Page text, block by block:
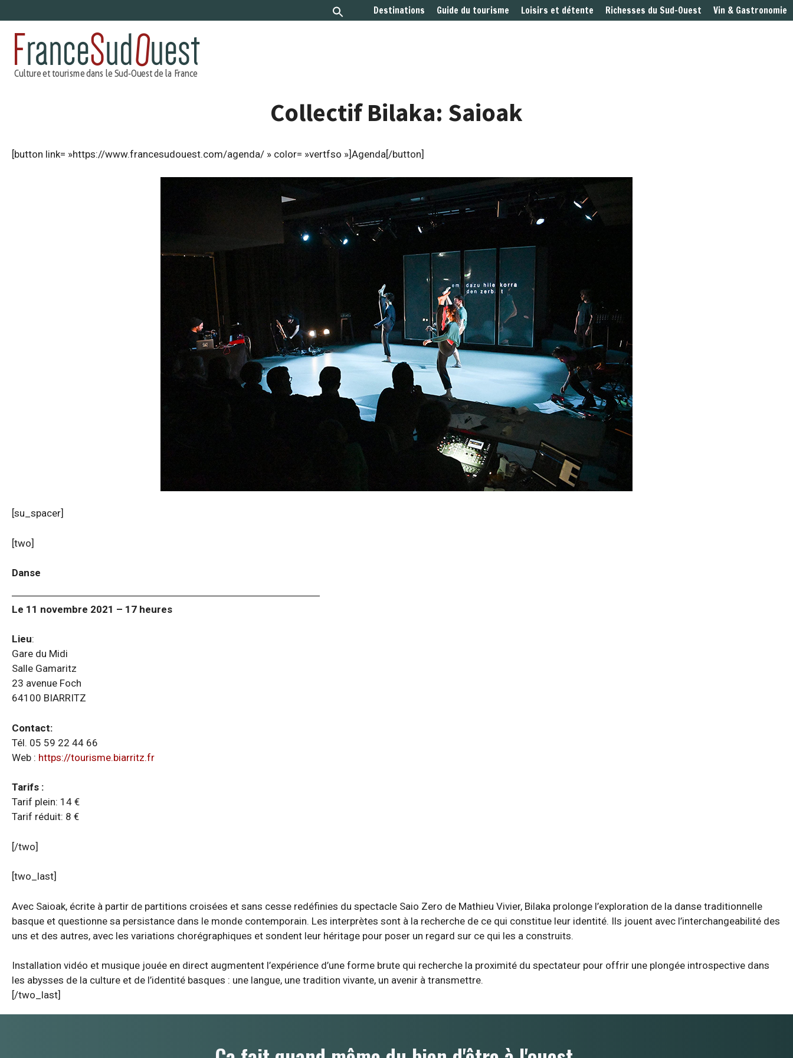
au
contenu
Destinations Guide du tourisme Loisirs et détente Richesses du Sud-Ouest Vin & Gastronomie
Collectif Bilaka: Saioak
[button link= »https://www.francesudouest.com/agenda/ » color= »vertfso »]Agenda[/button]
[su_spacer]
[two]
Danse
Le 11 novembre 2021 – 17 heures
Lieu:
Gare du Midi
Salle Gamaritz
23 avenue Foch
64100 BIARRITZ
Contact:
Tél. 05 59 22 44 66
Web : https://tourisme.biarritz.fr
Tarifs :
Tarif plein: 14 €
Tarif réduit: 8 €
[/two]
[two_last]
Avec Saioak, écrite à partir de partitions croisées et sans cesse redéfinies du spectacle Saio Zero de Mathieu Vivier, Bilaka prolonge l’exploration de la danse traditionnelle
basque et questionne sa persistance dans le monde contemporain. Les interprètes sont à la recherche de ce qui constitue leur identité. Ils jouent avec l’interchangeabilité des
uns et des autres, avec les variations chorégraphiques et sondent leur héritage pour poser un regard sur ce qui les a construits.
Installation vidéo et musique jouée en direct augmentent l’expérience d’une forme brute qui recherche la proximité du spectateur pour offrir une plongée introspective dans
les abysses de la culture et de l’identité basques : une langue, une tradition vivante, un avenir à transmettre.
[/two_last]